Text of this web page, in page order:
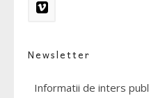
Newsletter
Informatii de inters